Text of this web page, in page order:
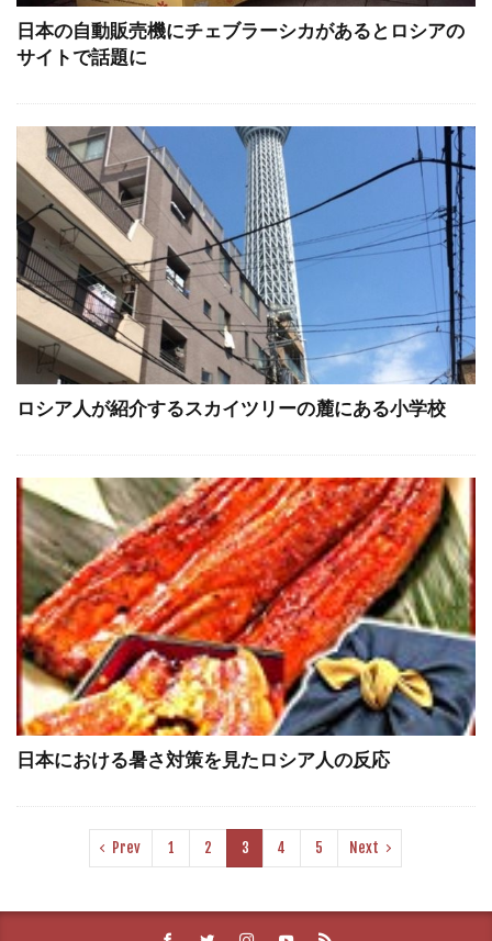
日本の自動販売機にチェブラーシカがあるとロシアの
サイトで話題に
ロシア人が紹介するスカイツリーの麓にある小学校
日本における暑さ対策を見たロシア人の反応
Prev 1 2 3 4 5 Next